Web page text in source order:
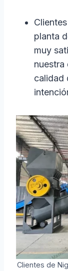
planta
muy
nuestra
calidad
Clientes de